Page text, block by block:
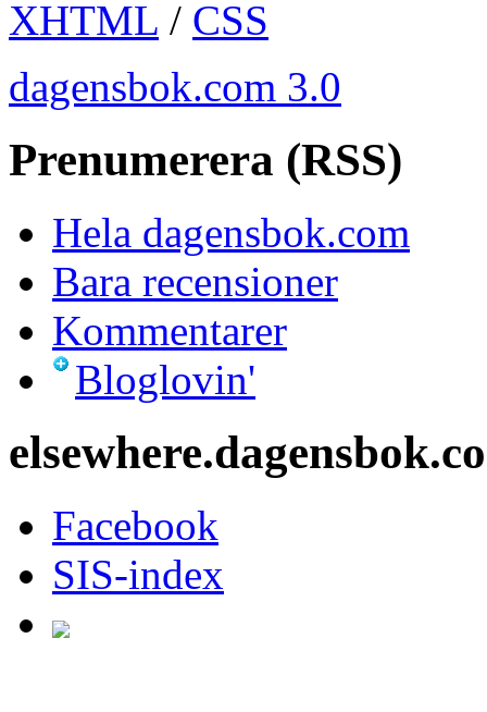
XHTML / CSS
dagensbok.com 3.0
Prenumerera (RSS)
Hela dagensbok.com
Bara recensioner
Kommentarer
Bloglovin'
Facebook
SIS-index